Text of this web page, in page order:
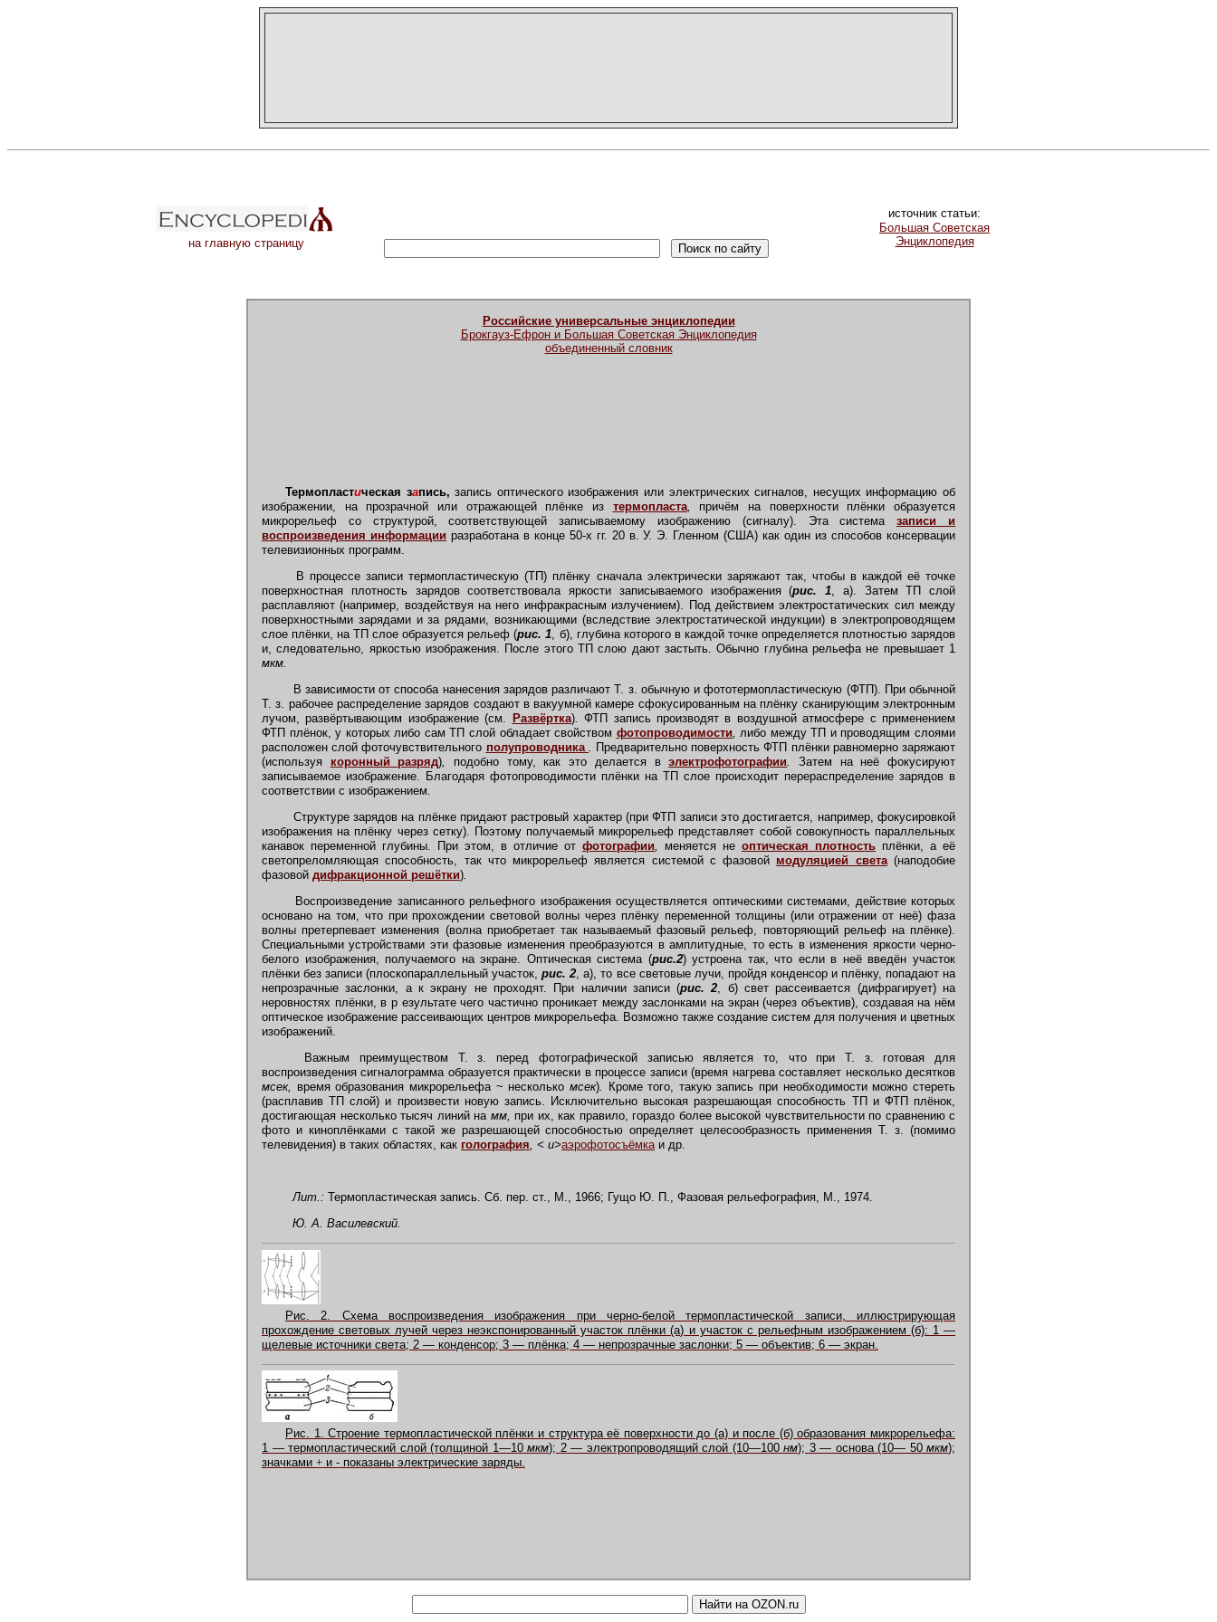
на главную страницу
источник статьи:
Большая Советская
Энциклопедия
Российские универсальные энциклопедии
Брокгауз-Ефрон и Большая Советская Энциклопедия
объединенный словник
Термопластическая запись,запись оптического изображения или электрических сигналов, несущих информацию об
изображении, на прозрачной или отражающей плёнке из термопласта,
причём на поверхности плёнки образуется
микрорельеф со структурой, соответствующей записываемому изображению (сигналу). Эта системазаписи и
воспроизведения информации разработана в конце 50-х гг. 20 в. У. Э. Гленном (США) как один из способов консервации
телевизионных программ.
В процессе записи термопластическую (ТП) плёнку сначала электрически заряжают так, чтобы в каждой её точке
поверхностная плотность зарядов соответствовала яркости записываемого изображения (рис. 1, а). Затем ТП слой
расплавляют (например, воздействуя на него инфракрасным излучением). Под действием электростатических сил между
поверхностными зарядами и за рядами, возникающими (вследствие электростатической индукции) в электропроводящем
слое плёнки, на ТП слое образуется рельеф (рис. 1, б), глубина которого в каждой точке определяется плотностью зарядов
и, следовательно, яркостью изображения. После этого ТП слою дают застыть. Обычно глубина рельефа не превышает 1
мкм.
В зависимости от способа нанесения зарядов различают Т. з. обычную и фототермопластическую (ФТП). При обычной
Т. з. рабочее распределение зарядов создают в вакуумной камере сфокусированным на плёнку сканирующим электронным
лучом, развёртывающим изображение (см.
Развёртка). ФТП запись производят в воздушной атмосфере с применением
ФТП плёнок, у которых либо сам ТП слой обладает свойством фотопроводимости, либо между ТП и проводящим слоями
расположен слой фоточувствительного полупроводника . Предварительно поверхность ФТП плёнки равномерно заряжают
(используя коронный разряд), подобно тому, как это делается вэлектрофотографии.
Затем на неё фокусируют
записываемое изображение. Благодаря фотопроводимости плёнки на ТП слое происходит перераспределение зарядов в
соответствии с изображением.
Структуре зарядов на плёнке придают растровый характер (при ФТП записи это достигается, например, фокусировкой
изображения на плёнку через сетку). Поэтому получаемый микрорельеф представляет собой совокупность параллельных
канавок переменной глубины. При этом, в отличие от фотографии, меняется не оптическая плотность плёнки, а её
светопреломляющая способность, так что микрорельеф является системой с фазовой модуляцией света(наподобие
фазовой дифракционной решётки).
Воспроизведение записанного рельефного изображения осуществляется оптическими системами, действие которых
основано на том, что при прохождении световой волны через плёнку переменной толщины (или отражении от неё) фаза
волны претерпевает изменения (волна приобретает так называемый фазовый рельеф, повторяющий рельеф на плёнке).
Специальными устройствами эти фазовые изменения преобразуются в амплитудные, то есть в изменения яркости черно-
белого изображения, получаемого на экране. Оптическая система (рис.2) устроена так, что если в неё введён участок
плёнки без записи (плоскопараллельный участок,рис. 2, а), то все световые лучи, пройдя конденсор и плёнку, попадают на
непрозрачные заслонки, а к экрану не проходят. При наличии записи (рис. 2, б) свет рассеивается (дифрагирует) на
неровностях плёнки, в р езультате чего частично проникает между заслонками на экран (через объектив), создавая на нём
оптическое изображение рассеивающих центров микрорельефа. Возможно также создание систем для получения и цветных
изображений.
Важным преимуществом Т. з. перед фотографической записью является то, что при Т. з. готовая для
воспроизведения сигналограмма образуется практически в процессе записи (время нагрева составляет несколько десятков
мсек, время образования микрорельефа ~ несколько мсек).
Кроме того, такую запись при необходимости можно стереть
(расплавив ТП слой) и произвести новую запись. Исключительно высокая разрешающая способность ТП и ФТП плёнок,
достигающая несколько тысяч линий на мм, при их, как правило, гораздо более высокой чувствительности по сравнению с
фото и киноплёнками с такой же разрешающей способностью определяет целесообразность применения Т. з. (помимо
телевидения) в таких областях, как голография, < u>аэрофотосъёмкаи др.
Лит.: Термопластическая запись. Сб. пер. ст., М., 1966; Гущо Ю. П., Фазовая рельефография, М., 1974.
Ю. А. Василевский.
Рис. 2. Схема воспроизведения изображения при черно-белой термопластической записи, иллюстрирующая
прохождение световых лучей через неэкспонированный участок плёнки (а) и участок с рельефным изображением (б): 1 —
щелевые источники света; 2 — конденсор; 3 — плёнка; 4 — непрозрачные заслонки; 5 — объектив; 6 — экран.
Рис. 1. Строение термопластической плёнки и структура её поверхности до (а) и после (б) образования микрорельефа:
1 — термопластический слой (толщиной 1—10 мкм); 2 — электропроводящий слой (10—100 нм); 3 — основа (10— 50 мкм);
значками + и - показаны электрические заряды.